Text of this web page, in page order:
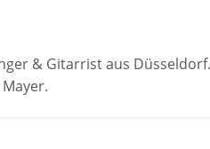
& Gitarrist aus